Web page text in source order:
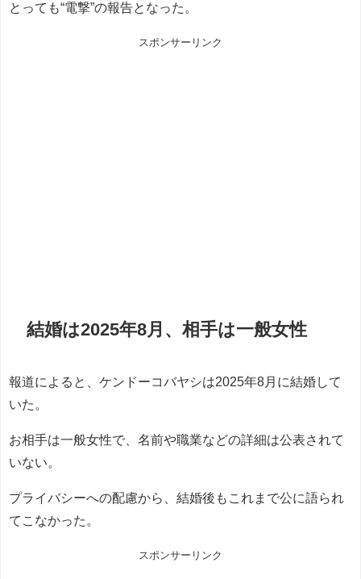
とっても“電撃”の報告となった。
スポンサーリンク
結婚は2025年8月、相手は一般女性
報道によると、ケンドーコバヤシは2025年8月に結婚して
いた。
お相手は一般女性で、名前や職業などの詳細は公表されて
いない。
プライバシーへの配慮から、結婚後もこれまで公に語られ
てこなかった。
スポンサーリンク